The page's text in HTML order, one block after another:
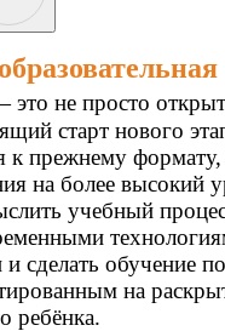
не просто
старт нового
к прежнему формату,
на более высокий
учебный
сделать обучение
на
ребёнка.